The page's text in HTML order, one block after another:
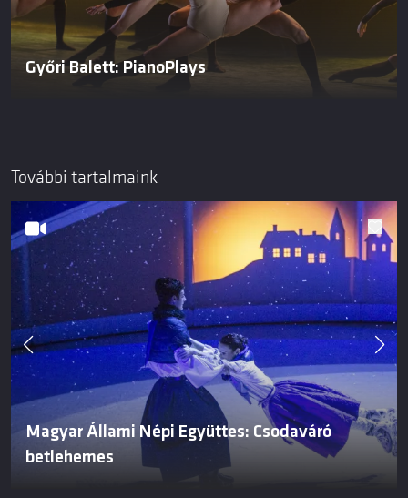
Győri Balett: PianoPlays
További tartalmaink
Magyar Állami Népi Együttes: Csodaváró
betlehemes